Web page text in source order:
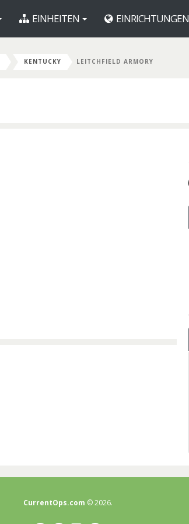
EINHEITEN EINRICHTUNGEN
KENTUCKY LEITCHFIELD ARMORY
CurrentOps.com © 2026.